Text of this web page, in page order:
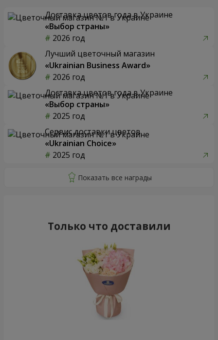
Доставка цветов года в Украине
«Выбор страны»
2026 год
Лучший цветочный магазин
«Ukrainian Business Award»
2026 год
Доставка цветов года в Украине
«Выбор страны»
2025 год
Сервис доставки цветов
«Ukrainian Choice»
2025 год
Только что доставили